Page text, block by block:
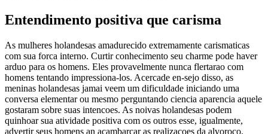
Entendimento positiva que carisma
As mulheres holandesas amadurecido extremamente carismaticas
com sua forca interno. Curtir conhecimento seu charme pode haver
arduo para os homens. Eles provavelmente nunca flertarao com
homens tentando impressiona-los. Acercade en-sejo disso, as
meninas holandesas jamai veem um dificuldade iniciando uma
conversa elementar ou mesmo perguntando ciencia aparencia aquele
gostaram sobre suas intencoes. As noivas holandesas podem
quinhoar sua atividade positiva com os outros esse, igualmente,
advertir seus homens an acambarcar as realizacoes da alvoroco.